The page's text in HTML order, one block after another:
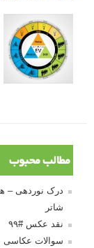
مطالب محبوب
شاتر
نقد عکس #۹۹
سوالات عکاسی